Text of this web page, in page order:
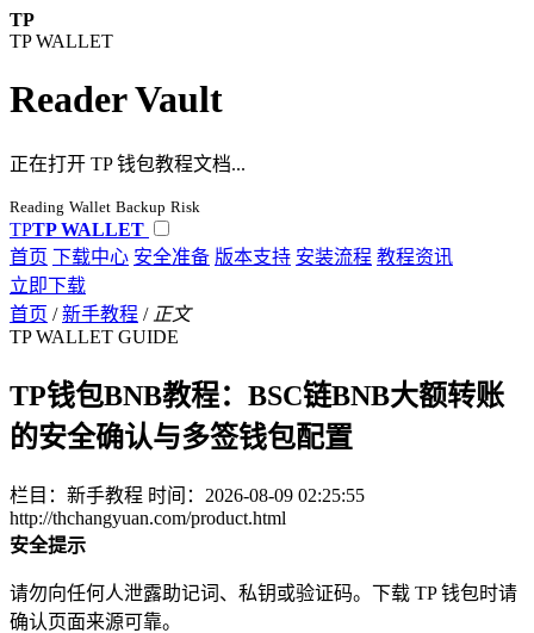
TP
TP WALLET
Reader Vault
正在打开 TP 钱包教程文档...
Reading Wallet Backup Risk
TPTP WALLET
首页 下载中心 安全准备 版本支持 安装流程 教程资讯
立即下载
首页 / 新手教程 / 正文
TP WALLET GUIDE
TP钱包BNB教程：BSC链BNB大额转账
的安全确认与多签钱包配置
栏目：新手教程 时间：2026-08-09 02:25:55
http://thchangyuan.com/product.html
安全提示
请勿向任何人泄露助记词、私钥或验证码。下载 TP 钱包时请
确认页面来源可靠。